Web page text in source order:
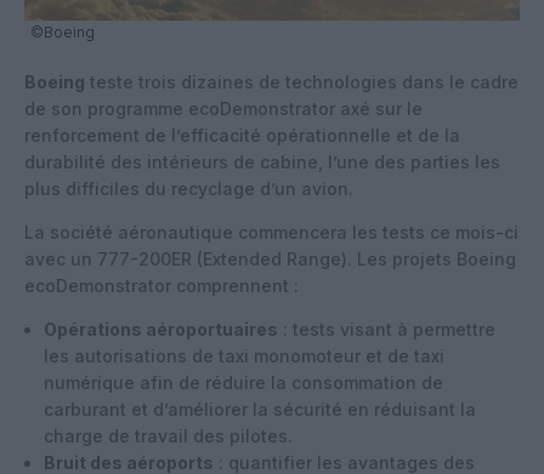
©Boeing
Boeing teste trois dizaines de technologies dans le cadre
de son programme ecoDemonstrator axé sur le
renforcement de l’efficacité opérationnelle et de la
durabilité des intérieurs de cabine, l’une des parties les
plus difficiles du recyclage d’un avion.
La société aéronautique commencera les tests ce mois-ci
avec un 777-200ER (Extended Range). Les projets Boeing
ecoDemonstrator comprennent :
Opérations aéroportuaires : tests visant à permettre
les autorisations de taxi monomoteur et de taxi
numérique afin de réduire la consommation de
carburant et d’améliorer la sécurité en réduisant la
charge de travail des pilotes.
Bruit des aéroports : quantifier les avantages des